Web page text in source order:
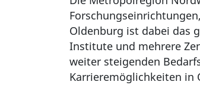
Oldenburg ist dabei das
Institute und mehrere
weiter steigenden
Karrieremöglichkeiten in